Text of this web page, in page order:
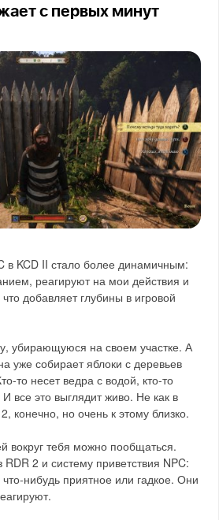
с первых минут
в KCD II стало более динамичным:
реагируют на мои действия и
добавляет глубины в игровой
убирающуюся на своем участке. А
уже собирает яблоки с деревьев
то несет ведра с водой, кто-то
И все это выглядит живо. Не как в
конечно, но очень к этому близко.
вокруг тебя можно пообщаться.
RDR 2 и систему приветствия NPC:
нибудь приятное или гадкое. Они